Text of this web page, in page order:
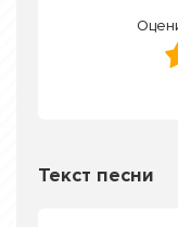
Текст песни